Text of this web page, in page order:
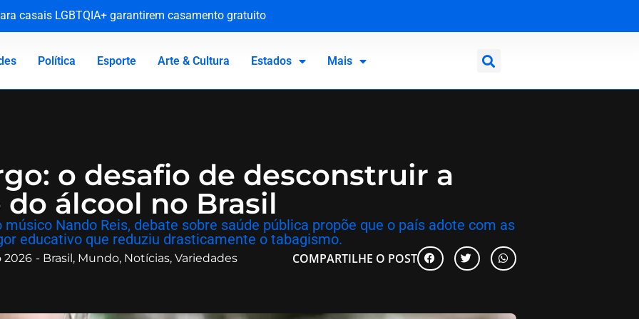
casais LGBTQIA+ garantirem casamento gratuito
e explicações sobre colapso em pontes da BR-101
das Serras
de penitenciária de Nísia Floresta
Política Esporte Arte & Cultura Estados Mais
o desafio de desconstruir a
álcool no Brasil
Nando Reis, debate sobre saúde pública propõe que o país adote com as
educativo que reduziu drasticamente o tabagismo.
2026 - Brasil, Mundo, Notícias, Variedades COMPARTILHE O POST